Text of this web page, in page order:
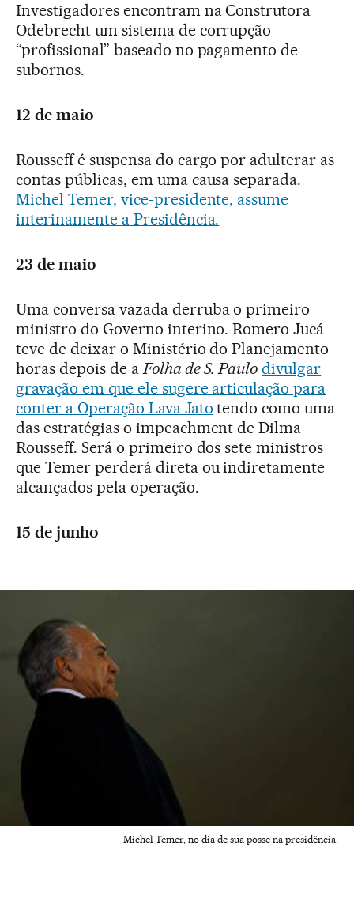
Investigadores encontram na Construtora
Odebrecht um sistema de corrupção
“profissional” baseado no pagamento de
subornos.
12 de maio
Rousseff é suspensa do cargo por adulterar as
contas públicas, em uma causa separada.
Michel Temer, vice-presidente, assume
interinamente a Presidência.
23 de maio
Uma conversa vazada derruba o primeiro
ministro do Governo interino. Romero Jucá
teve de deixar o Ministério do Planejamento
horas depois de aFolha de S. Paulo divulgar
gravação em que ele sugere articulação para
conter a Operação Lava Jato tendo como uma
das estratégias o impeachment de Dilma
Rousseff. Será o primeiro dos sete ministros
que Temer perderá direta ou indiretamente
alcançados pela operação.
15 de junho
Michel Temer, no dia de sua posse na presidência.